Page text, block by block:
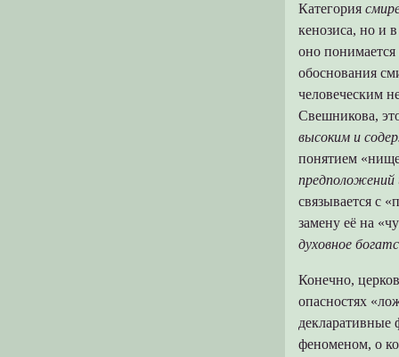
Категория
кенозиса, но и
оно понимается
обоснования
человеческим
Свешникова,
высоким и
понятием
связывается с
замену её на
духовное
Конечно,
опасностях
феноменом, о